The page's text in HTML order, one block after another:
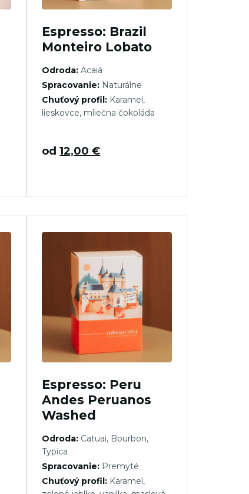
Espresso: Brazil
Monteiro Lobato
Odroda: Acaiá
Spracovanie: Naturálne
Chuťový profil: Karamel,
lieskovce, mliečna čokoláda
od12,00€
Espresso: Peru
Andes Peruanos
Washed
Odroda: Catuai, Bourbon,
Typica
Spracovanie: Premyté
Chuťový profil: Karamel,